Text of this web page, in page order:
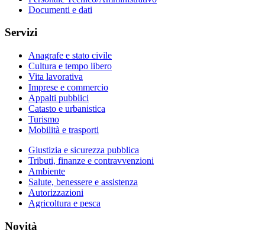
Documenti e dati
Servizi
Anagrafe e stato civile
Cultura e tempo libero
Vita lavorativa
Imprese e commercio
Appalti pubblici
Catasto e urbanistica
Turismo
Mobilità e trasporti
Giustizia e sicurezza pubblica
Tributi, finanze e contravvenzioni
Ambiente
Salute, benessere e assistenza
Autorizzazioni
Agricoltura e pesca
Novità